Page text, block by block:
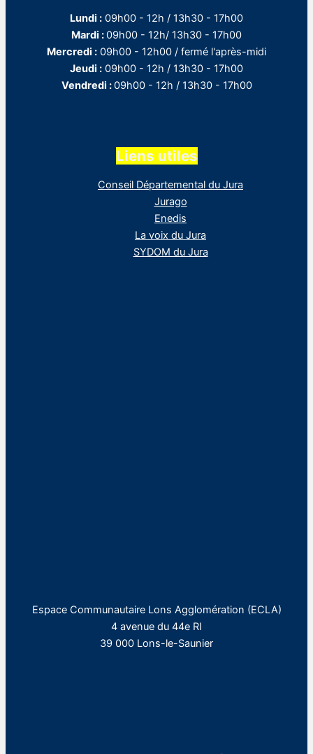
Lundi : 09h00 - 12h / 13h30 - 17h00
Mardi :09h00 - 12h/ 13h30 - 17h00
Mercredi : 09h00 - 12h00 / fermé l'après-midi
Jeudi : 09h00 - 12h / 13h30 - 17h00
Vendredi :09h00 - 12h / 13h30 - 17h00
Liens utiles
Conseil Départemental du Jura
Jurago
Enedis
La voix du Jura
SYDOM du Jura
Espace Communautaire Lons Agglomération (ECLA)
4 avenue du 44e RI
39 000 Lons-le-Saunier